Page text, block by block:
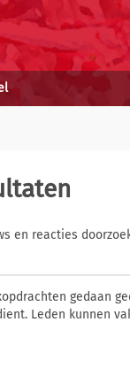
en reacties
gedaan
Leden kunnen